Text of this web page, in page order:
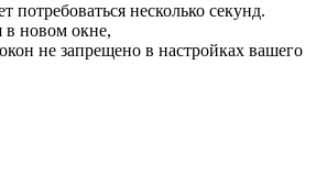
несколько секунд.
новом окне,
не запрещено в настройках вашего